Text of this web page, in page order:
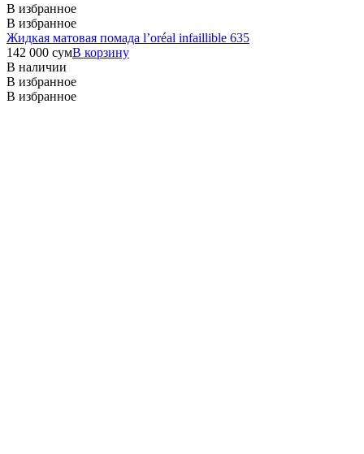
В избранное
В избранное
Жидкая матовая помада l’oréal infaillible 635
142 000 сумВ корзину
В наличии
В избранное
В избранное